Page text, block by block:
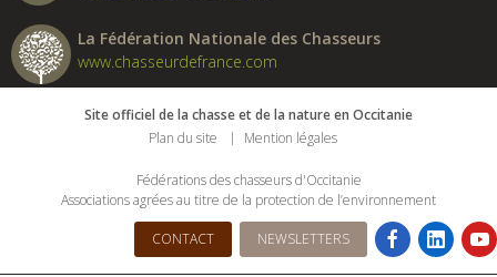
La Fédération Nationale des Chasseurs
www.chasseurdefrance.com
Site officiel de la chasse et de la nature en Occitanie
Plan du site
Mention légales
Fédérations des chasseurs d'Occitanie
Associations agrées au titre de la protection de l’environnement
CONTACT NEWSLETTERS